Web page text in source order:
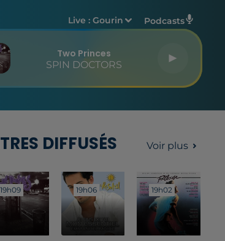
Live :Gourin Podcasts
Two Princes
SPIN DOCTORS
DIFFUSÉS Voir plus
19h09
19h09 19h06
19h06 19h02
19h02